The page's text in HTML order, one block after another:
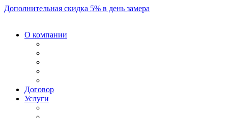
Дополнительная скидка 5% в день замера
О компании
Договор
Услуги